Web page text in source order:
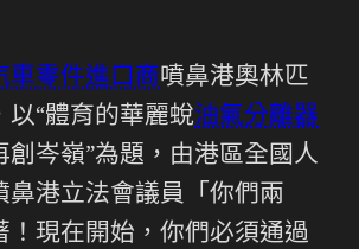
車零件進口商噴鼻港奧林匹
以“體育的華麗蛻油氣分離器
創岑嶺”為題，由港區全國人
鼻港立法會議員「你們兩
！現在開始，你們必須通過